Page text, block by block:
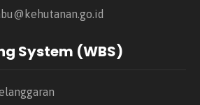
System (WBS)